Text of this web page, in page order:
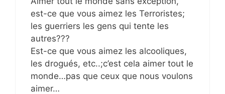
est-ce que vous aimez les Terroristes;
les guerriers les gens qui tente les
autres???
Est-ce que vous aimez les alcooliques,
les drogués, etc..;c’est cela aimer tout le
monde…pas que ceux que nous voulons
aimer…